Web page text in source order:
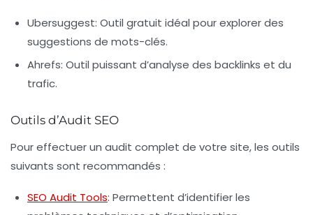
Ubersuggest: Outil gratuit idéal pour explorer des
suggestions de mots-clés.
Ahrefs: Outil puissant d’analyse des backlinks et du
trafic.
Outils d’Audit SEO
Pour effectuer un audit complet de votre site, les outils
suivants sont recommandés :
SEO Audit Tools: Permettent d’identifier les